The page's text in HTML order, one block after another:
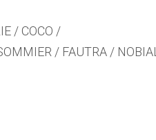
/ COCO /
/ FAUTRA / NOBIAL